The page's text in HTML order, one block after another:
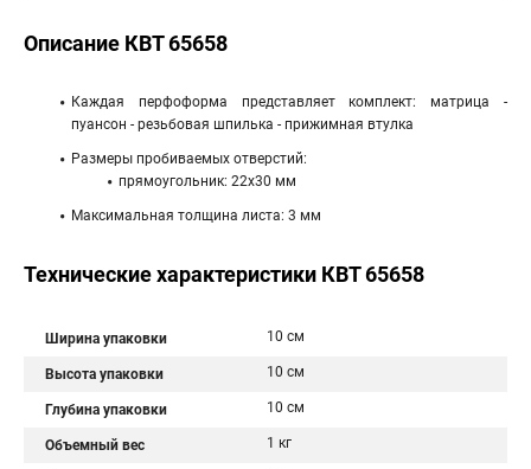
Описание КВТ 65658
Каждая перфоформа представляет комплект: матрица -
пуансон - резьбовая шпилька - прижимная втулка
Размеры пробиваемых отверстий:
прямоугольник: 22x30 мм
Максимальная толщина листа: 3 мм
Технические характеристики КВТ 65658
Ширина упаковки 10 см
Высота упаковки 10 см
Глубина упаковки 10 см
Объемный вес 1 кг